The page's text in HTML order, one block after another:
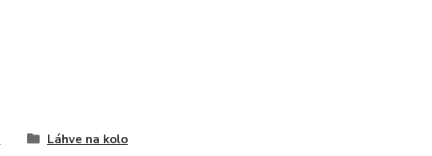
Láhve na kolo